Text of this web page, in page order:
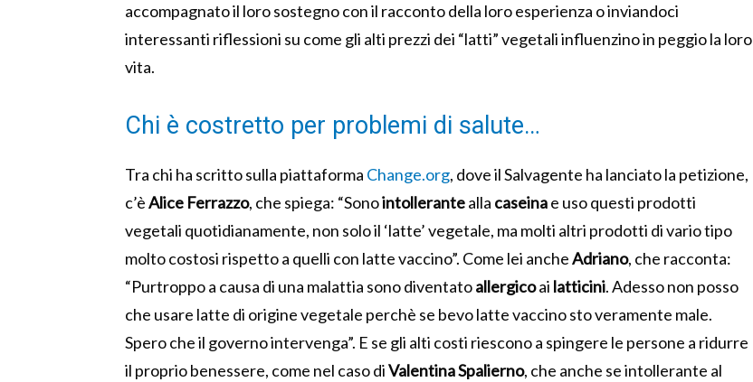
accompagnato il loro sostegno con il racconto della loro esperienza o inviandoci
interessanti riflessioni su come gli alti prezzi dei “latti” vegetali influenzino in peggio la loro
vita.
Chi è costretto per problemi di salute…
Tra chi ha scritto sulla piattaforma Change.org, dove il Salvagente ha lanciato la petizione,
c’èAlice Ferrazzo, che spiega: “Sonointollerantealla caseinae uso questi prodotti
vegetali quotidianamente, non solo il ‘latte’ vegetale, ma molti altri prodotti di vario tipo
molto costosi rispetto a quelli con latte vaccino”. Come lei ancheAdriano, che racconta:
“Purtroppo a causa di una malattia sono diventatoallergicoai latticini. Adesso non posso
che usare latte di origine vegetale perchè se bevo latte vaccino sto veramente male.
Spero che il governo intervenga”. E se gli alti costi riescono a spingere le persone a ridurre
il proprio benessere, come nel caso diValentina Spalierno, che anche se intollerante al